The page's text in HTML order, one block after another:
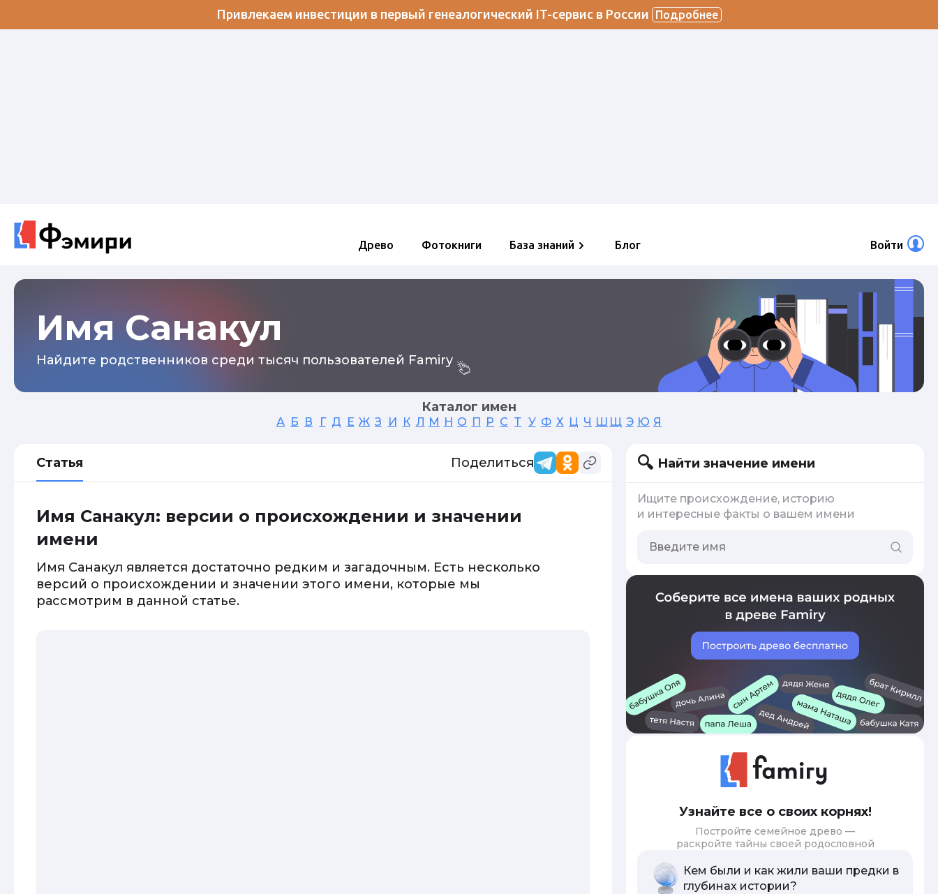
Привлекаем инвестиции в первый генеалогический IT-сервис в России Подробнее
Древо Фотокниги База знаний Блог Войти
Имя Санакул
Найдите родственников среди тысяч пользователей Famiry
Каталог имен
А Б В Г Д Е Ж З И К Л М Н О П Р С Т У Ф Х Ц Ч Ш Щ Э Ю Я
Статья Поделиться
Имя Санакул: версии о происхождении и значении
имени
Имя Санакул является достаточно редким и загадочным. Есть несколько
версий о происхождении и значении этого имени, которые мы
рассмотрим в данной статье.
Найти значение имени
Ищите происхождение, историю
и интересные факты о вашем имени
Узнайте все о своих корнях!
Постройте семейное древо —
раскройте тайны своей родословной
Кем были и как жили ваши предки в
глубинах истории?